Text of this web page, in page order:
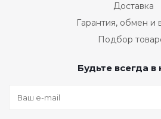
Доставка
Гарантия, обмен и
Подбор
Будьте всегда в